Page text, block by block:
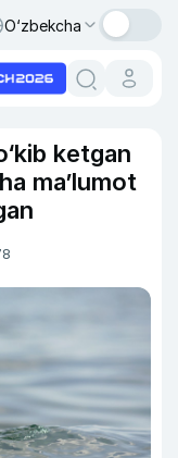
O‘zbekcha
ketgan
ma’lumot